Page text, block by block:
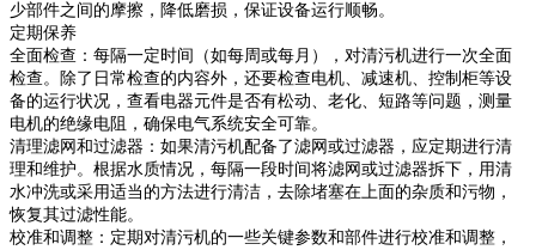
少部件之间的摩擦，降低磨损，保证设备运行顺畅。
定期保养
全面检查：每隔一定时间（如每周或每月），对清污机进行一次全面
检查。除了日常检查的内容外，还要检查电机、减速机、控制柜等设
备的运行状况，查看电器元件是否有松动、老化、短路等问题，测量
电机的绝缘电阻，确保电气系统安全可靠。
清理滤网和过滤器：如果清污机配备了滤网或过滤器，应定期进行清
理和维护。根据水质情况，每隔一段时间将滤网或过滤器拆下，用清
水冲洗或采用适当的方法进行清洁，去除堵塞在上面的杂质和污物，
恢复其过滤性能。
校准和调整：定期对清污机的一些关键参数和部件进行校准和调整，